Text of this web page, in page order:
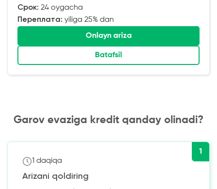
Срок: 24 oygacha
Переплата: yiliga 25% dan
Onlayn ariza
Batafsil
Garov evaziga kredit qanday olinadi?
1
1 daqiqa
Arizani qoldiring